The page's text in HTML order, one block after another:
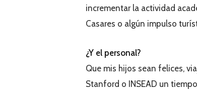
incrementar la actividad
Casares o algún impulso
¿Y el personal?
Que mis hijos sean felices,
Stanford o INSEAD un